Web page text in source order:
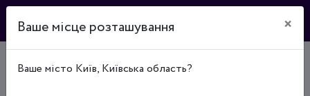
Дошка оголошень
Ваше місце розташування ×
Ваше місто Київ, Київська область?